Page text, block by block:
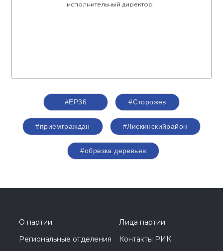
исполнительный директор
#ЕР36 #Сторожев
#приемграждан #Лискинскийрайон
#обрезка деревьев
О партии
Лица партии
Региональные отделения
Контакты РИК